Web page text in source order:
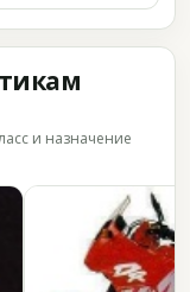
и назначение